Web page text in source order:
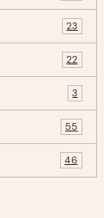
23
22
3
55
46